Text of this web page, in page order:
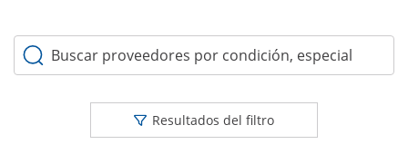
Buscar proveedores por condición, especialidad o
Resultados del filtro